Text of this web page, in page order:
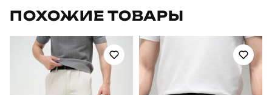
Артикул PNcr1601Sba
для повсякденного носіння
ПОХОЖИЕ ТОВАРЫ